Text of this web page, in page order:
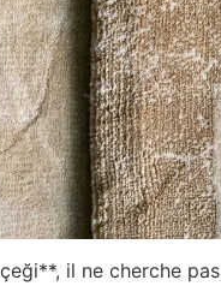
il ne cherche